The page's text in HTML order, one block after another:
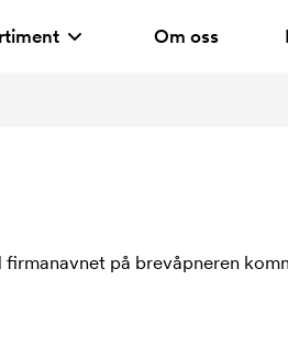
Om oss
på brevåpneren